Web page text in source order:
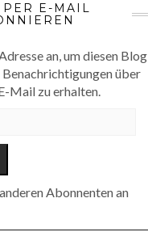
PER E-MAIL
an, um diesen Blog
Benachrichtigungen über
Mail zu erhalten.
Abonnenten an